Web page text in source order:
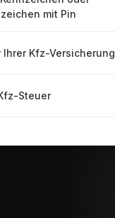
mit Pin
Ihrer Kfz-Versicherung
Steuer